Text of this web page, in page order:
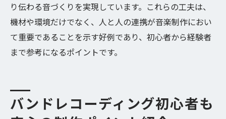
り伝わる音づくりを実現しています。これらの工夫は、
機材や環境だけでなく、人と人の連携が音楽制作におい
て重要であることを示す好例であり、初心者から経験者
まで参考になるポイントです。
バンドレコーディング初心者も